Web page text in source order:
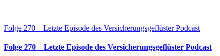
Folge 270 – Letzte Episode des Versicherungsgeflüster Podcast
Folge 270 – Letzte Episode des Versicherungsgeflüster Podcast